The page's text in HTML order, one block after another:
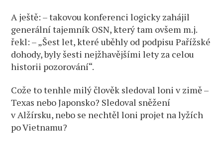
A ještě: – takovou konferenci logicky zahájil
generální tajemník OSN, který tam ovšem m.j.
řekl: – „Šest let, které uběhly od podpisu Pařížské
dohody, byly šesti nejžhavějšími lety za celou
historii pozorování“.
Cože to tenhle milý člověk sledoval loni v zimě –
Texas nebo Japonsko? Sledoval sněžení
v Alžírsku, nebo se nechtěl loni projet na lyžích
po Vietnamu?